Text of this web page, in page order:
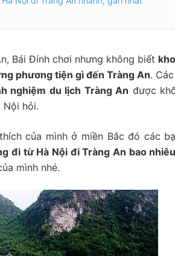
Bái Đính chơi nhưng không biết
phương tiện gì đến Tràng An.
nghiệm du lịch Tràng An được
Nội hỏi.
của mình ở miền Bắc đó các
đi từ Hà Nội đi Tràng An bao
mình nhé.